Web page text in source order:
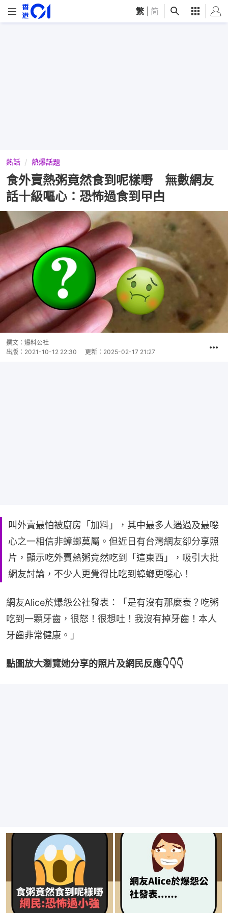
繁 简
熱話 熱爆話題
食外賣熱粥竟然食到呢樣嘢 無數網友
話十級嘔心：恐怖過食到曱甴
撰文： 爆料公社
出版： 2021-10-12 22:30 更新： 2025-02-17 21:27
叫外賣最怕被廚房「加料」，其中最多人遇過及最噁
心之一相信非蟑螂莫屬。但近日有台灣網友卻分享照
片，顯示吃外賣熱粥竟然吃到「這東西」，吸引大批
網友討論，不少人更覺得比吃到蟑螂更噁心！
網友Alice於爆怨公社發表：「是有沒有那麼衰？吃粥
吃到一顆牙齒，很怒！很想吐！我沒有掉牙齒！本人
牙齒非常健康。」
點圖放大瀏覽她分享的照片及網民反應👇👇👇